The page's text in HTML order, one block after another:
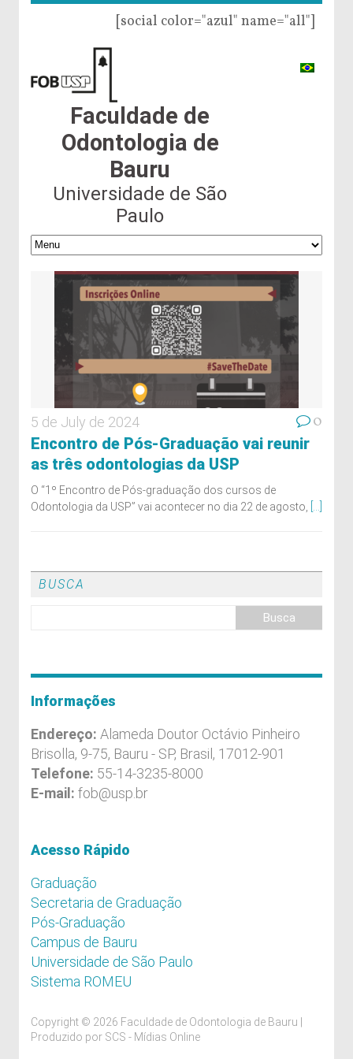
[social color="azul" name="all"]
Faculdade de
Odontologia de
Bauru
Universidade de São
Paulo
5 de July de 2024 0
Encontro de Pós-Graduação vai reunir
as três odontologias da USP
O “1º Encontro de Pós-graduação dos cursos de
Odontologia da USP” vai acontecer no dia 22 de agosto,
BUSCA
Informações
Endereço: Alameda Doutor Octávio Pinheiro
Brisolla, 9-75, Bauru - SP, Brasil, 17012-901
Telefone: 55-14-3235-8000
E-mail: fob@usp.br
Acesso Rápido
Graduação
Secretaria de Graduação
Pós-Graduação
Campus de Bauru
Universidade de São Paulo
Sistema ROMEU
Copyright © 2026 Faculdade de Odontologia de Bauru |
Produzido por SCS - Mídias Online